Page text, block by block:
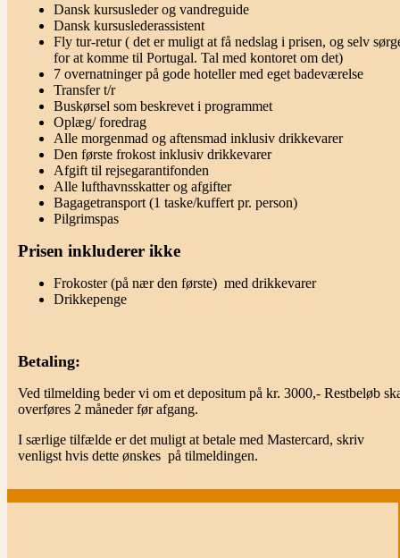
Dansk kursusleder og vandreguide
Dansk kursuslederassistent
Fly tur-retur ( det er muligt at få nedslag i prisen, og selv
for at komme til Portugal. Tal med kontoret om det)
7 overnatninger på gode hoteller med eget badeværelse
Transfer t/r
Buskørsel som beskrevet i programmet
Oplæg/ foredrag
Alle morgenmad og aftensmad inklusiv drikkevarer
Den første frokost inklusiv drikkevarer
Afgift til rejsegarantifonden
Alle lufthavnsskatter og afgifter
Bagagetransport (1 taske/kuffert pr. person)
Pilgrimspas
Prisen inkluderer ikke
Frokoster (på nær den første) med drikkevarer
Drikkepenge
Betaling:
Ved tilmelding beder vi om et depositum på kr. 3000,- Restbeløb
overføres 2 måneder før afgang.
I særlige tilfælde er det muligt at betale med Mastercard, skriv
venligst hvis dette ønskes på tilmeldingen.